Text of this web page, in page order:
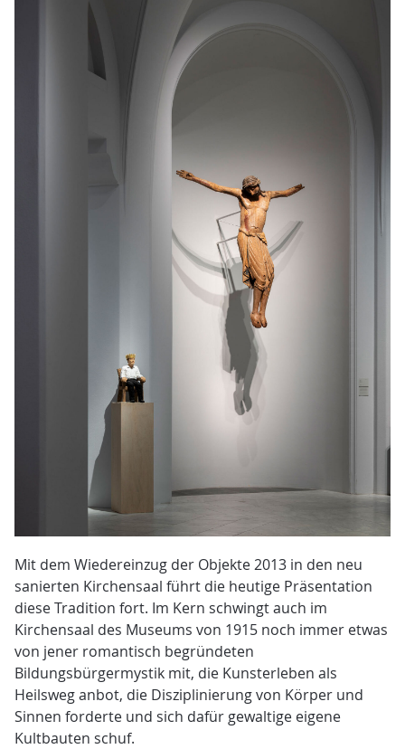
Mit dem Wiedereinzug der Objekte 2013 in den neu
sanierten Kirchensaal führt die heutige Präsentation
diese Tradition fort. Im Kern schwingt auch im
Kirchensaal des Museums von 1915 noch immer etwas
von jener romantisch begründeten
Bildungsbürgermystik mit, die Kunsterleben als
Heilsweg anbot, die Disziplinierung von Körper und
Sinnen forderte und sich dafür gewaltige eigene
Kultbauten schuf.